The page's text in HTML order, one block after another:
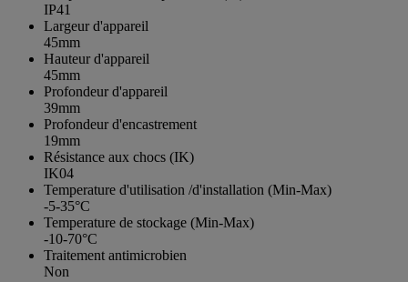
IP41
Largeur d'appareil
45mm
Hauteur d'appareil
45mm
Profondeur d'appareil
39mm
Profondeur d'encastrement
19mm
Résistance aux chocs (IK)
IK04
Temperature d'utilisation /d'installation (Min-Max)
-5-35°C
Temperature de stockage (Min-Max)
-10-70°C
Traitement antimicrobien
Non